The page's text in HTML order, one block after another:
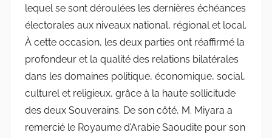
lequel se sont déroulées les dernières échéances
électorales aux niveaux national, régional et local.
À cette occasion, les deux parties ont réaffirmé la
profondeur et la qualité des relations bilatérales
dans les domaines politique, économique, social,
culturel et religieux, grâce à la haute sollicitude
des deux Souverains. De son côté, M. Miyara a
remercié le Royaume d’Arabie Saoudite pour son